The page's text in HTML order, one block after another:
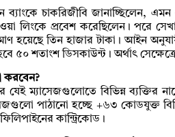
চাকরিজীবি জানাচ্ছিলেন, এমন
লিংকে প্রবেশ করেছিলেন। পরে
হয়েছে তিন হাজার টাকা। আইন
৫০ শতাংশ ডিসকাউন্ট। অর্থাৎ
করবেন?
ম্যাসেজগুলোতে বিভিন্ন ব্যক্তির
পাঠানো হচ্ছে +৬৩ কোডযুক্ত
কান্ট্রিকোড।